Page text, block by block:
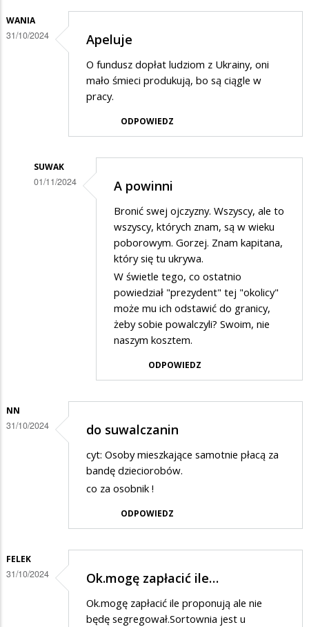
WANIA
31/10/2024 Apeluje
O fundusz dopłat ludziom z Ukrainy, oni
mało śmieci produkują, bo są ciągle w
pracy.
ODPOWIEDZ
SUWAK
01/11/2024 A powinni
Bronić swej ojczyzny. Wszyscy, ale to
wszyscy, których znam, są w wieku
poborowym. Gorzej. Znam kapitana,
który się tu ukrywa.
W świetle tego, co ostatnio
powiedział "prezydent" tej "okolicy"
może mu ich odstawić do granicy,
żeby sobie powalczyli? Swoim, nie
naszym kosztem.
ODPOWIEDZ
NN
31/10/2024 do suwalczanin
cyt: Osoby mieszkające samotnie płacą za
bandę dzieciorobów.
co za osobnik !
ODPOWIEDZ
FELEK
31/10/2024 Ok.mogę zapłacić ile…
Ok.mogę zapłacić ile proponują ale nie
będę segregował.Sortownia jest u